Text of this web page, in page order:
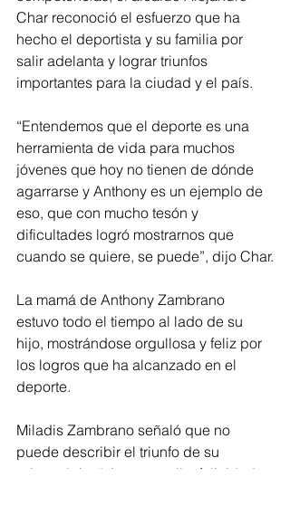
Char reconoció el esfuerzo que ha
hecho el deportista y su familia por
salir adelanta y lograr triunfos
importantes para la ciudad y el país.
“Entendemos que el deporte es una
herramienta de vida para muchos
jóvenes que hoy no tienen de dónde
agarrarse y Anthony es un ejemplo de
eso, que con mucho tesón y
dificultades logró mostrarnos que
cuando se quiere, se puede”, dijo Char.
La mamá de Anthony Zambrano
estuvo todo el tiempo al lado de su
hijo, mostrándose orgullosa y feliz por
los logros que ha alcanzado en el
deporte.
Miladis Zambrano señaló que no
puede describir el triunfo de su
primogénito “siento orgullo, felicidad,